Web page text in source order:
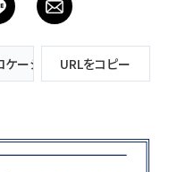
ーション 和装/
URLをコピー